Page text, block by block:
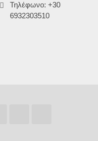
Τηλέφωνο: +30
6932303510